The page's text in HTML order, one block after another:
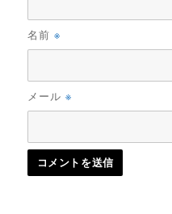
名前※
メール※